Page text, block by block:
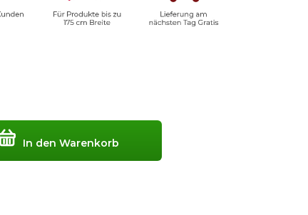
In den Warenkorb